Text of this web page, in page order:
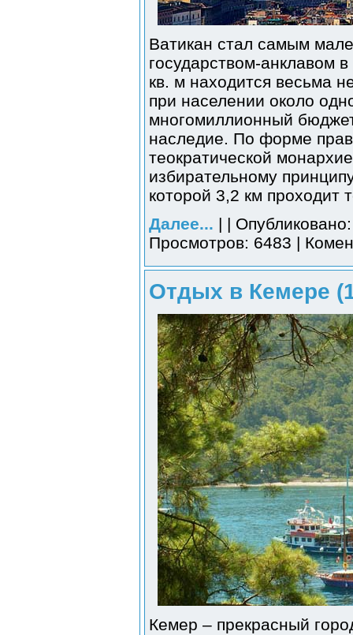
Ватикан стал самым
государством-анклавом
кв. м находится весьма
при населении около
многомиллионный
наследие. По форме
теократической
избирательному
которой 3,2 км проходит
Далее... | |
Просмотров: 6483 |
Отдых в Кемере
Кемер – прекрасный